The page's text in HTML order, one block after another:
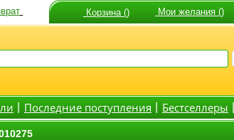
Корзина () Мои желания ()
Последние поступления Бестселлеры